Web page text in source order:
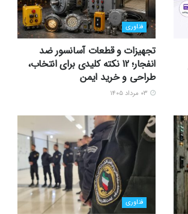
فناوری
تجهیزات و قطعات آسانسور ضد
انفجار؛ 12 نکته کلیدی برای انتخاب،
طراحی و خرید ایمن
فناوری